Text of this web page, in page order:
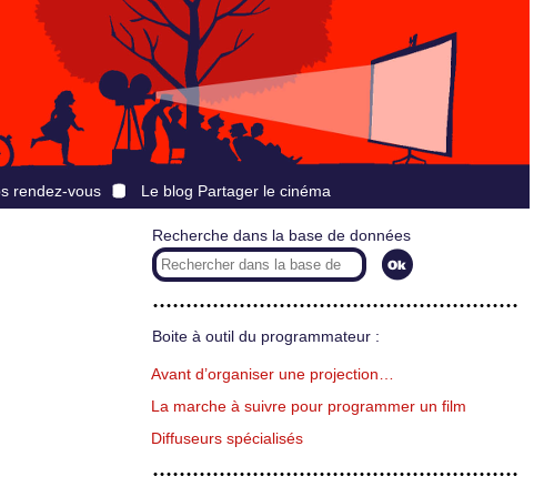
rendez-vous Le blog Partager le cinéma
Recherche dans la base de données
Boite à outil du programmateur :
Avant d’organiser une projection…
La marche à suivre pour programmer un film
Diffuseurs spécialisés